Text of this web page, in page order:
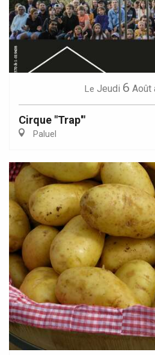
Le Jeudi 6 Août
Cirque "Trap'"
Paluel